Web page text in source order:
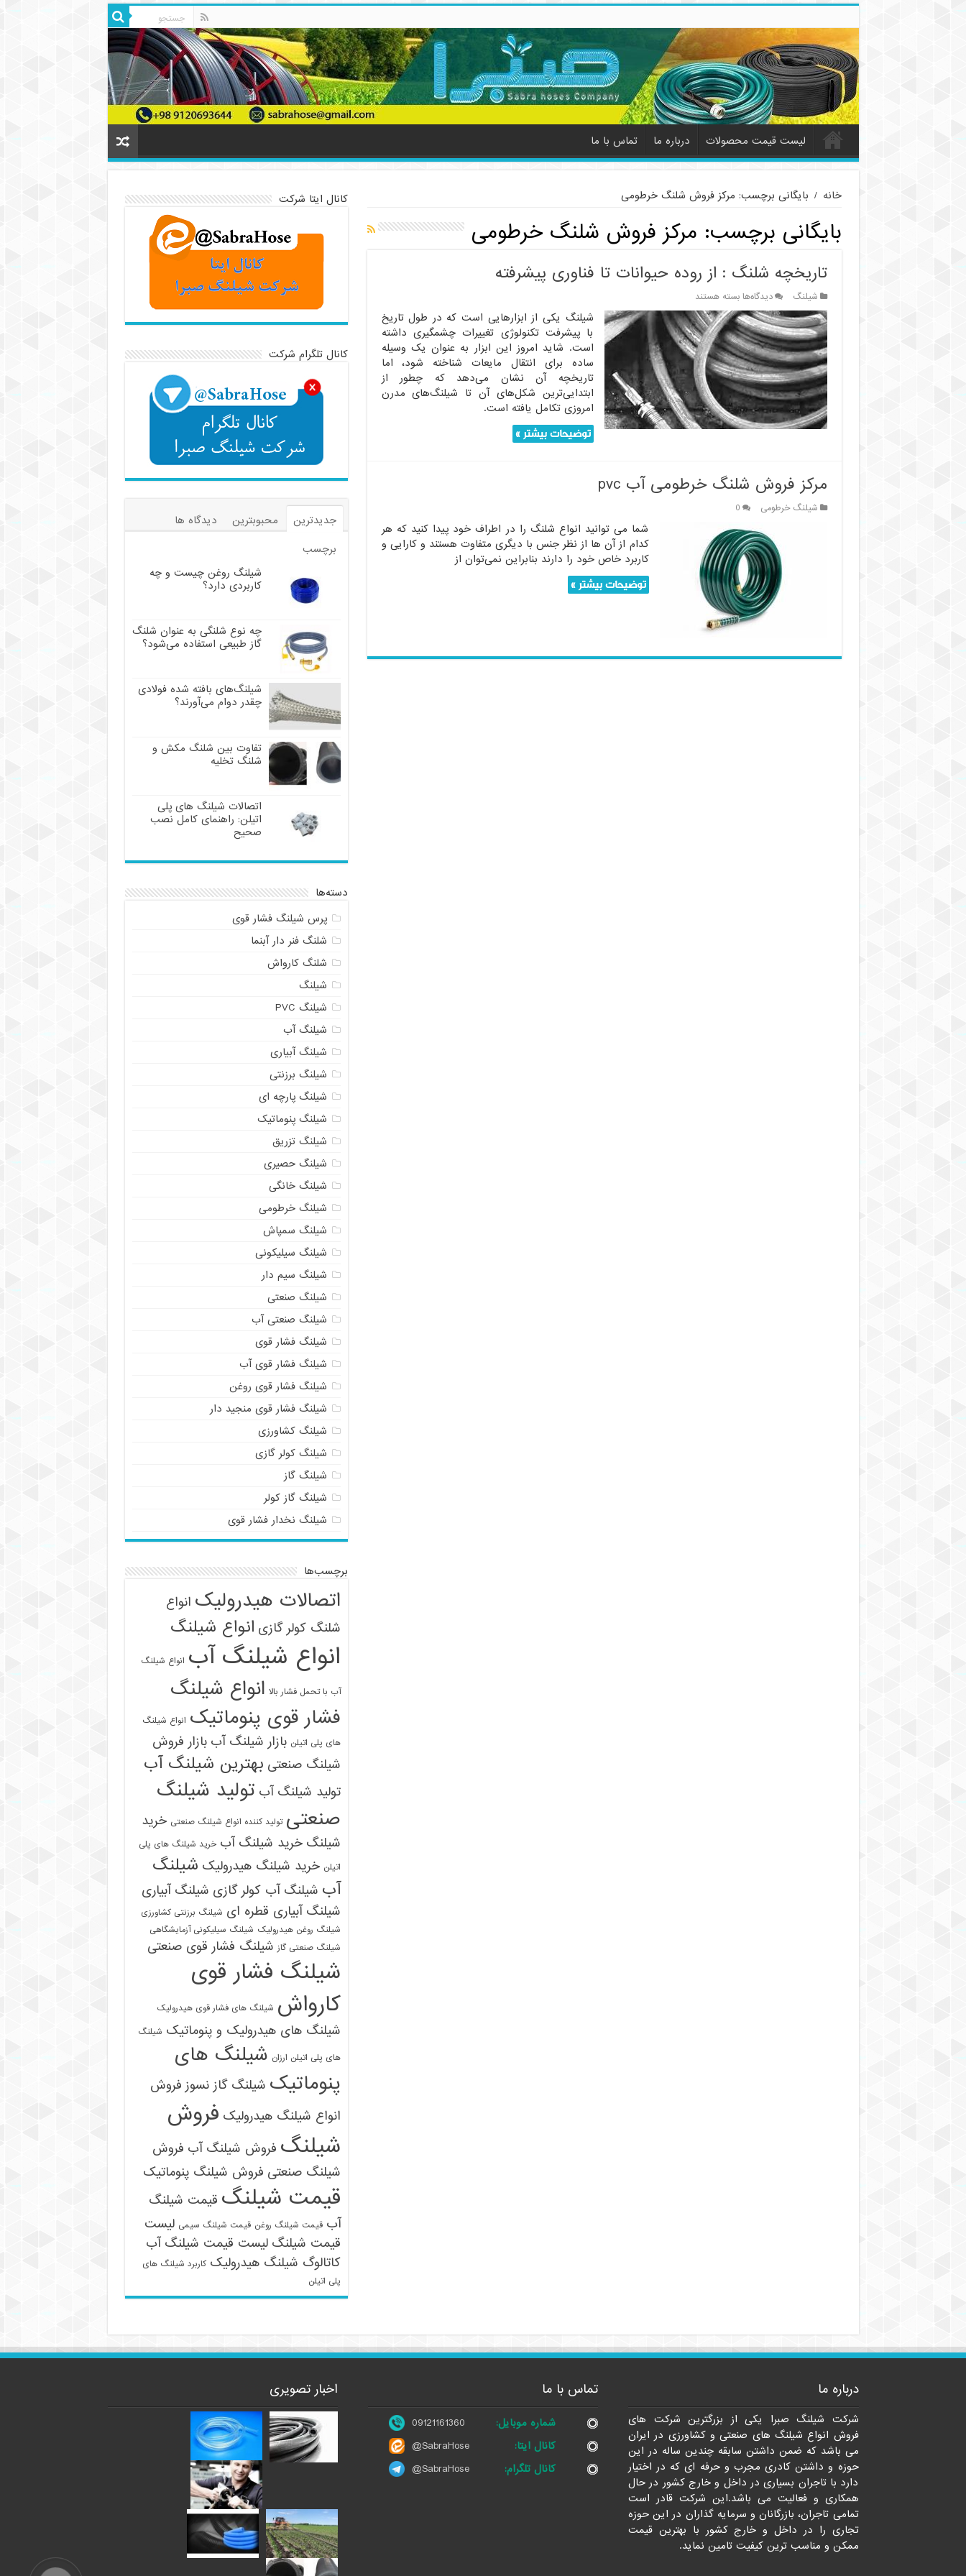
لیست قیمت محصولات درباره ما تماس با ما
خانه / بایگانی برچسب: مرکز فروش شلنگ خرطومی
بایگانی برچسب: مرکز فروش شلنگ خرطومی
تاریخچه شلنگ : از روده حیوانات تا فناوری پیشرفته
شیلنگ دیدگاه‌هابرای
تاریخچه
شلنگ
:
از
روده
حیوانات
تا
فناوری
پیشرفته
بسته هستند
شیلنگ یکی از ابزارهایی است که در طول تاریخ
با پیشرفت تکنولوژی تغییرات چشمگیری داشته
است. شاید امروز این ابزار به عنوان یک وسیله
ساده برای انتقال مایعات شناخته شود، اما
تاریخچه آن نشان می‌دهد که چطور از
ابتدایی‌ترین شکل‌های آن تا شیلنگ‌های مدرن
امروزی تکامل یافته است.
توضیحات بیشتر »
مرکز فروش شلنگ خرطومی آب pvc
شیلنگ خرطومی 0
شما می توانید انواع شلنگ را در اطراف خود پیدا کنید که هر
کدام از آن ها از نظر جنس با دیگری متفاوت هستند و کارایی و
کاربرد خاص خود را دارند بنابراین نمی‌توان از
توضیحات بیشتر »
کانال ایتا شرکت
کانال تلگرام شرکت
جدیدترین محبوبترین
دیدگاه ها
برچسب
شیلنگ روغن چیست و چه
کاربردی دارد؟
چه نوع شلنگی به عنوان شلنگ
گاز طبیعی استفاده می‌شود؟
شیلنگ‌های بافته شده فولادی
چقدر دوام می‌آورند؟
تفاوت بین شلنگ مکش و
شلنگ تخلیه
اتصالات شیلنگ های پلی
اتیلن: راهنمای کامل نصب
صحیح
دسته‌ها
پرس شیلنگ فشار قوی
شلنگ فنر دار آبنما
شلنگ کارواش
شیلنگ
شیلنگ PVC
شیلنگ آب
شیلنگ آبیاری
شیلنگ برزنتی
شیلنگ پارچه ای
شیلنگ پنوماتیک
شیلنگ تزریق
شیلنگ حصیری
شیلنگ خانگی
شیلنگ خرطومی
شیلنگ سمپاش
شیلنگ سیلیکونی
شیلنگ سیم دار
شیلنگ صنعتی
شیلنگ صنعتی آب
شیلنگ فشار قوی
شیلنگ فشار قوی آب
شیلنگ فشار قوی روغن
شیلنگ فشار قوی منجید دار
شیلنگ کشاورزی
شیلنگ کولر گازی
شیلنگ گاز
شیلنگ گاز کولر
شیلنگ نخدار فشار قوی
برچسب‌ها
اتصالات هیدرولیک انواع
شلنگ کولر گازی انواع شیلنگ
انواع شیلنگ آب انواع شیلنگ
آب با تحمل فشار بالا انواع شیلنگ
فشار قوی پنوماتیک انواع شیلنگ
های پلی اتیلن بازار شیلنگ آب بازار فروش
شیلنگ صنعتی بهترین شیلنگ آب
تولید شیلنگ آب تولید شیلنگ
صنعتی تولید کننده انواع شیلنگ صنعتی خرید
شیلنگ خرید شیلنگ آب خرید شیلنگ های پلی
اتیلن خرید شیلنگ هیدرولیک شیلنگ
آب شیلنگ آب کولر گازی شیلنگ آبیاری
شیلنگ آبیاری قطره ای شیلنگ برزنتی کشاورزی
شیلنگ روغن هیدرولیک شیلنگ سیلیکونی آزمایشگاهی
شیلنگ صنعتی گاز شیلنگ فشار قوی صنعتی
شیلنگ فشار قوی
کارواش شیلنگ های فشار قوی هیدرولیک
شیلنگ های هیدرولیک و پنوماتیک شیلنگ
های پلی اتیلن ارزان شیلنگ های
پنوماتیک شیلنگ گاز نسوز فروش
انواع شیلنگ هیدرولیک فروش
شیلنگ فروش شیلنگ آب فروش
شیلنگ صنعتی فروش شیلنگ پنوماتیک
قیمت شیلنگ قیمت شیلنگ
آب قیمت شیلنگ روغن قیمت شیلنگ سیمی لیست
قیمت شیلنگ لیست قیمت شیلنگ آب
کاتالوگ شیلنگ هیدرولیک کاربرد شیلنگ های
پلی اتیلن
درباره ما
شرکت شیلنگ صبرا یکی از بزرگترین شرکت های
فروش انواع شیلنگ های صنعتی و کشاورزی در ایران
می باشد که ضمن داشتن سابقه چندین ساله در این
حوزه و داشتن کادری مجرب و حرفه ای که در اختیار
دارد با تاجران بسیاری در داخل و خارج کشور در حال
همکاری و فعالیت می باشد.این شرکت قادر است
تمامی تاجران، بازرگانان و سرمایه گذاران در این حوزه
تجاری را در داخل و خارج کشور با بهترین قیمت
ممکن و مناسب ترین کیفیت تامین نماید.
تماس با ما
شماره موبایل:
09121161360
کانال ایتا:
@SabraHose
کانال تلگرام:
@SabraHose
اخبار تصویری